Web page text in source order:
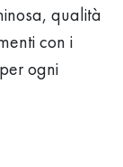
qualità
con i
ogni